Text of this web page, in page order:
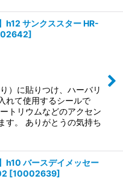
h12 サンクススター HR-
]
）に貼りつけ、ハーバリ
れて使用するシールで
トリウムなどのアクセン
す。 ありがとうの気持ち
h10 バースデイメッセー
[10002639]